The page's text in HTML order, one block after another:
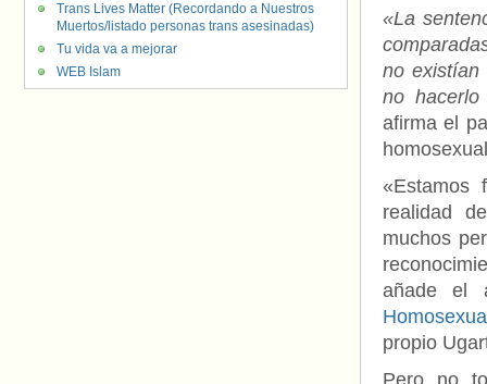
«La
no existían
no
afirma el
«Estamos
realidad
muchos
añade el
propio
Pero no
Trans Lives Matter (Recordando a Nuestros
Muertos/listado personas trans asesinadas)
Tu vida va a mejorar
WEB Islam